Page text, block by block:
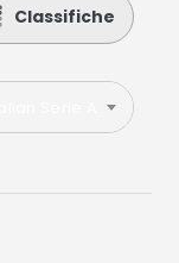
Classifiche
Italian Serie A 2024-2025